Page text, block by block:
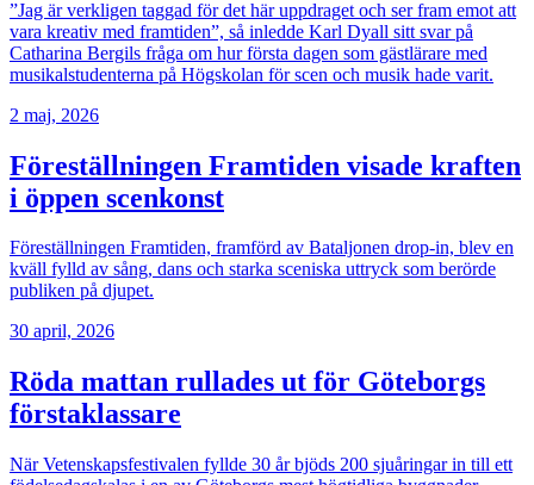
”Jag är verkligen taggad för det här uppdraget och ser fram emot att
vara kreativ med framtiden”, så inledde Karl Dyall sitt svar på
Catharina Bergils fråga om hur första dagen som gästlärare med
musikalstudenterna på Högskolan för scen och musik hade varit.
2 maj, 2026
Föreställningen Framtiden visade kraften
i öppen scenkonst
Föreställningen Framtiden, framförd av Bataljonen drop-in, blev en
kväll fylld av sång, dans och starka sceniska uttryck som berörde
publiken på djupet.
30 april, 2026
Röda mattan rullades ut för Göteborgs
förstaklassare
När Vetenskapsfestivalen fyllde 30 år bjöds 200 sjuåringar in till ett